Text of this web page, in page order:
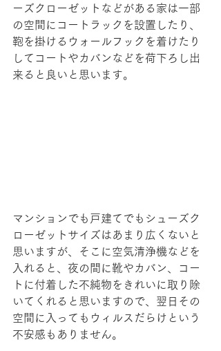
ーズクローゼットなどがある家は一部
の空間にコートラックを設置したり、
鞄を掛けるウォールフックを着けたり
してコートやカバンなどを荷下ろし出
来ると良いと思います。
マンションでも戸建てでもシューズク
ローゼットサイズはあまり広くないと
思いますが、そこに空気清浄機などを
入れると、夜の間に靴やカバン、コー
トに付着した不純物をきれいに取り除
いてくれると思いますので、翌日その
空間に入ってもウィルスだらけという
不安感もありません。